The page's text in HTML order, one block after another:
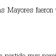
Mayores